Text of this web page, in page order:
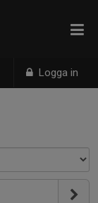
Logga in